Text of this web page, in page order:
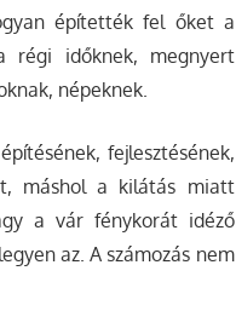
építették fel őket a
régi időknek, megnyert
népeknek.
fejlesztésének,
máshol a kilátás miatt
a vár fénykorát idéző
az. A számozás nem